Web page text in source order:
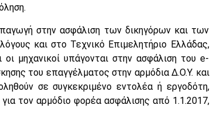
στην ασφάλιση των δικηγόρων και των
και στο Τεχνικό Επιμελητήριο Ελλάδας,
οι μηχανικοί υπάγονται στην ασφάλιση του e-
του επαγγέλματος στην αρμόδια Δ.Ο.Υ. και
σε συγκεκριμένο εντολέα ή εργοδότη,
τον αρμόδιο φορέα ασφάλισης από 1.1.2017,